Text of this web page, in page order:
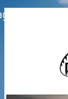
Hopp
til
Hopp
til
Hopp
til